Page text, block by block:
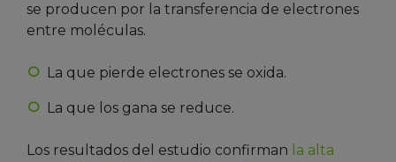
se producen por la transferencia de electrones
entre moléculas.
La que pierde electrones se oxida.
La que los gana se reduce.
Los resultados del estudio confirman la alta